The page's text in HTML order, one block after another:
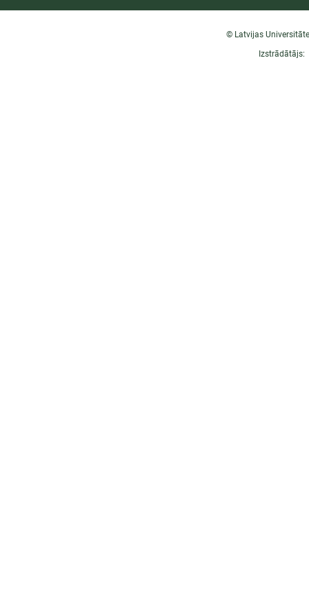
© Latvijas
Izstrādātājs: